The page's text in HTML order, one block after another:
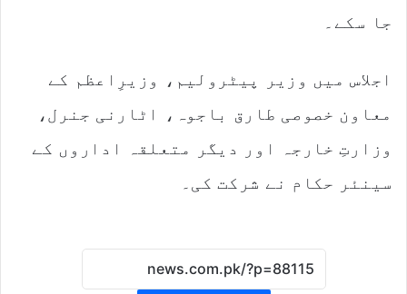
جا سکے۔
اجلاس میں وزیر پیٹرولیم، وزیرِاعظم کے
معاون خصوصی طارق باجوہ، اٹارنی جنرل،
وزارتِ خارجہ اور دیگر متعلقہ اداروں کے
سینئر حکام نے شرکت کی۔